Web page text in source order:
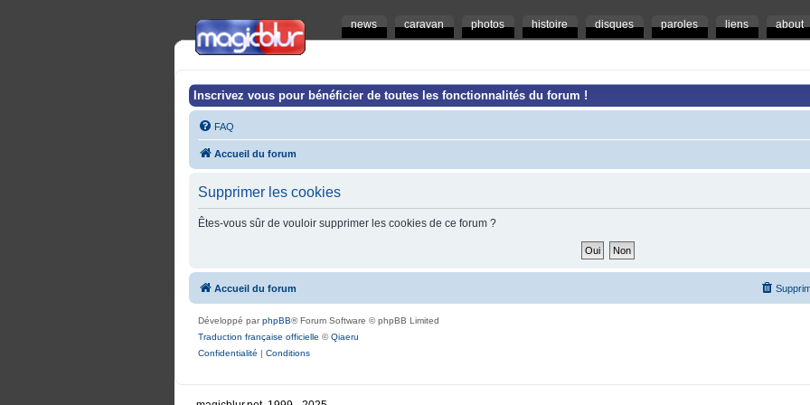
news caravan photos histoire disques paroles liens about
Inscrivez vous pour bénéficier de toutes les fonctionnalités du forum !
FAQ
Accueil du forum
Supprimer les cookies
Êtes-vous sûr de vouloir supprimer les cookies de ce forum ?
Accueil du forum
Développé parphpBB® Forum Software © phpBB Limited
Traduction française officielle ©Qiaeru
Confidentialité | Conditions